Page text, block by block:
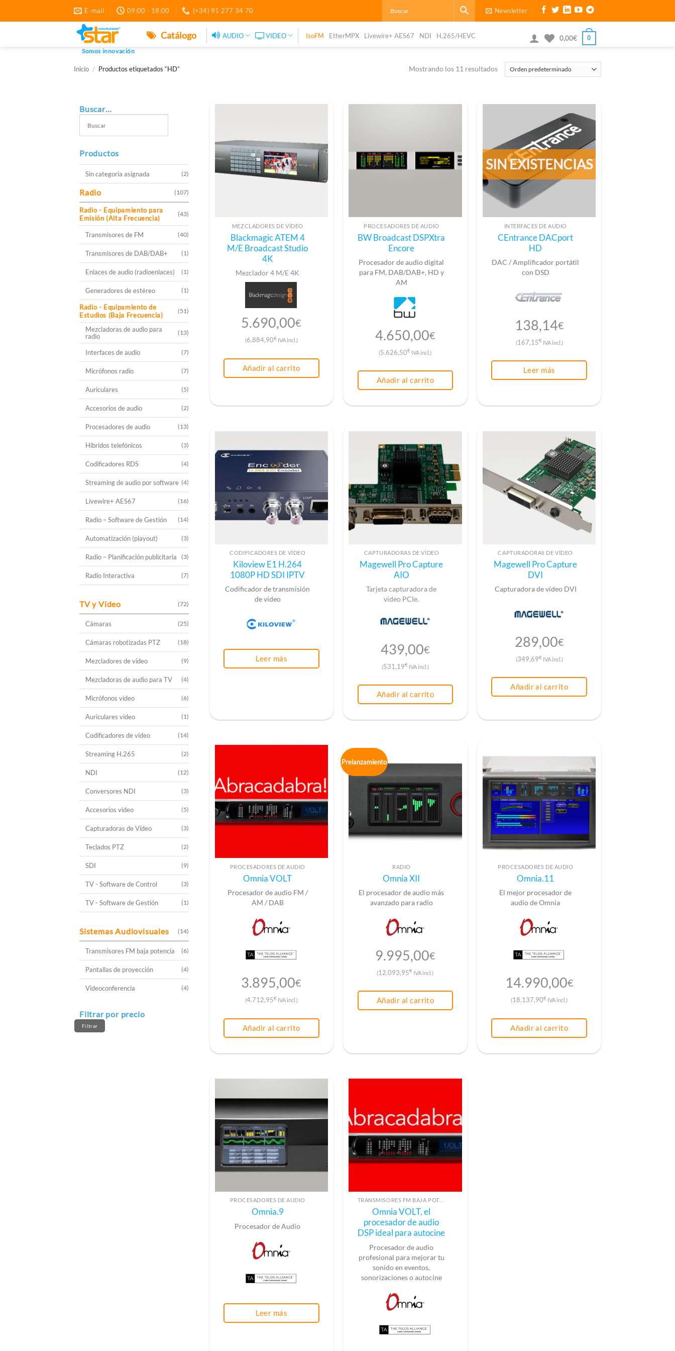
contenido
E-mail 09:00 - 18:00 (+34) 91 277 34 70 Newsletter
Somos innovación
Catálogo AUDIO VIDEO IsoFM EtherMPX Livewire+ AES67 NDI H.265/HEVC 0,00€ 0
Inicio / Productos etiquetados “HD” Mostrando los 11 resultados
Buscar…
Productos
Sin categoría asignada (2)
Radio (107)
Radio - Equipamiento para
Emisión (Alta Frecuencia)
(43)
Transmisores de FM (40)
Transmisores de DAB/DAB+ (1)
Enlaces de audio (radioenlaces) (1)
Generadores de estéreo (1)
Radio - Equipamiento de
Estudios (Baja Frecuencia)
(51)
Mezcladoras de audio para
radio
(13)
Interfaces de audio (7)
Micrófonos radio (7)
Auriculares (5)
Accesorios de audio (2)
Procesadores de audio (13)
Híbridos telefónicos (3)
Codificadores RDS (4)
Streaming de audio por software (4)
Livewire+ AES67 (16)
Radio – Software de Gestión (14)
Automatización (playout) (3)
Radio – Planificación publicitaria (3)
Radio Interactiva (7)
TV y Vídeo (72)
Cámaras (25)
Cámaras robotizadas PTZ (18)
Mezcladores de vídeo (9)
Mezcladoras de audio para TV (4)
Micrófonos vídeo (6)
Auriculares vídeo (1)
Codificadores de vídeo (14)
Streaming H.265 (2)
NDI (12)
Conversores NDI (3)
Accesorios vídeo (5)
Capturadoras de Vídeo (3)
Teclados PTZ (2)
SDI (9)
TV - Software de Control (3)
TV - Software de Gestión (1)
Sistemas Audiovisuales (14)
Transmisores FM baja potencia (6)
Pantallas de proyección (4)
Videoconferencia (4)
Filtrar por precio
Precio
mínimo
Precio
máximo
Filtrar
MEZCLADORES DE VÍDEO
Blackmagic ATEM 4
M/E Broadcast Studio
4K
Mezclador 4 M/E 4K
5.690,00€
(6.884,90€IVA incl.)
Añadir al carrito
PROCESADORES DE AUDIO
BW Broadcast DSPXtra
Encore
Procesador de audio digital
para FM, DAB/DAB+, HD y
AM
4.650,00€
(5.626,50€ IVA incl.)
Añadir al carrito
SIN EXISTENCIAS
INTERFACES DE AUDIO
CEntrance DACport
HD
DAC / Amplificador portátil
con DSD
138,14€
(167,15€IVA incl.)
Leer más
CODIFICADORES DE VÍDEO
Kiloview E1 H.264
1080P HD SDI IPTV
Codificador de transmisión
de video
Leer más
CAPTURADORAS DE VÍDEO
Magewell Pro Capture
AIO
Tarjeta capturadora de
vídeo PCIe.
439,00€
(531,19€IVA incl.)
Añadir al carrito
CAPTURADORAS DE VÍDEO
Magewell Pro Capture
DVI
Capturadora de vídeo DVI
289,00€
(349,69€IVA incl.)
Añadir al carrito
PROCESADORES DE AUDIO
Omnia VOLT
Procesador de audio FM /
AM / DAB
3.895,00€
(4.712,95€IVA incl.)
Añadir al carrito
Prelanzamiento
RADIO
Omnia XII
El procesador de audio más
avanzado para radio
9.995,00€
(12.093,95€ IVA incl.)
Añadir al carrito
PROCESADORES DE AUDIO
Omnia.11
El mejor procesador de
audio de Omnia
14.990,00€
(18.137,90€ IVA incl.)
Añadir al carrito
PROCESADORES DE AUDIO
Omnia.9
Procesador de Audio
Leer más
TRANSMISORES FM BAJA POTENCIA
Omnia VOLT, el
procesador de audio
DSP ideal para autocine
Procesador de audio
profesional para mejorar tu
sonido en eventos,
sonorizaciones o autocine